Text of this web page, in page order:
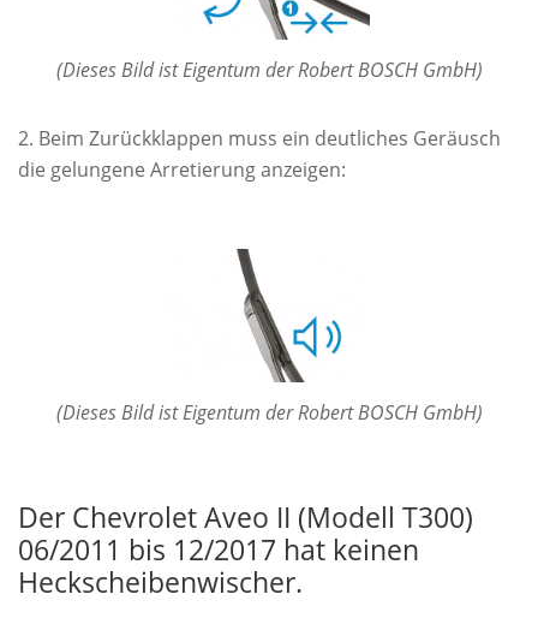
(Dieses Bild ist Eigentum der Robert BOSCH GmbH)
Beim Zurückklappen muss ein deutliches Geräusch
die gelungene Arretierung anzeigen:
(Dieses Bild ist Eigentum der Robert BOSCH GmbH)
Der Chevrolet Aveo II (Modell T300)
06/2011 bis 12/2017 hat keinen
Heckscheibenwischer.